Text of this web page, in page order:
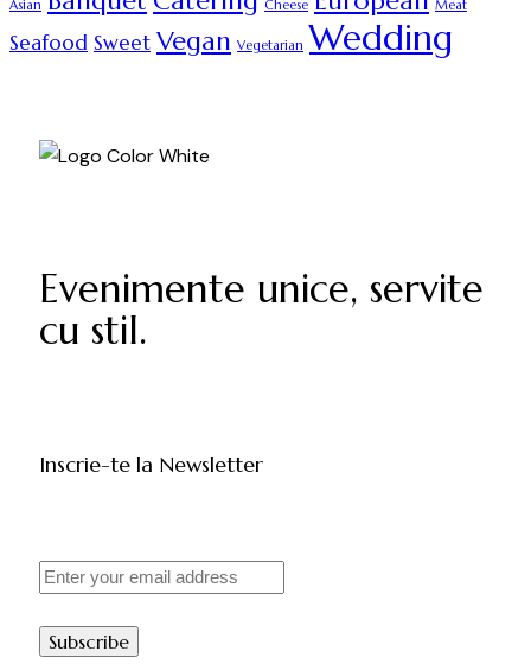
Asian Cheese Meat
Seafood Sweet Vegan Vegetarian Wedding
Evenimente unice, servite
cu stil.
Inscrie-te la Newsletter
Subscribe